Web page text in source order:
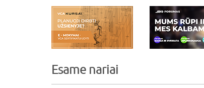
Esame nariai